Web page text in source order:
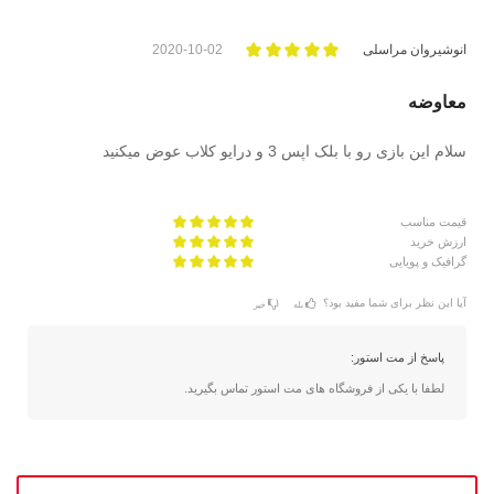
انوشیروان مراسلی 2020-10-02
معاوضه
سلام این بازی رو با بلک اپس 3 و درایو کلاب عوض میکنید
قیمت مناسب
ارزش خرید
گرافیک و پویایی
آیا این نظر برای شما مفید بود؟ بله خیر
پاسخ از مت استور:
لطفا با یکی از فروشگاه های مت استور تماس بگیرید.